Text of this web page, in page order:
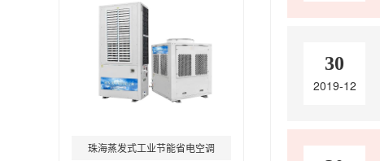
珠海蒸发式工业节能省电空调
30
2019-12